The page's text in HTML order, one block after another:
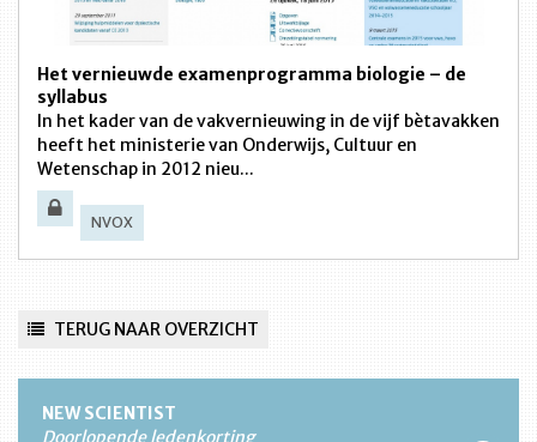
Het vernieuwde examenprogramma biologie – de
syllabus
In het kader van de vakvernieuwing in de vijf bètavakken
heeft het ministerie van Onderwijs, Cultuur en
Wetenschap in 2012 nieu...
NVOX
TERUG NAAR OVERZICHT
NEW SCIENTIST
Doorlopende ledenkorting